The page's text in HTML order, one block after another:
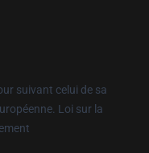
suivant celui de sa
Loi sur la